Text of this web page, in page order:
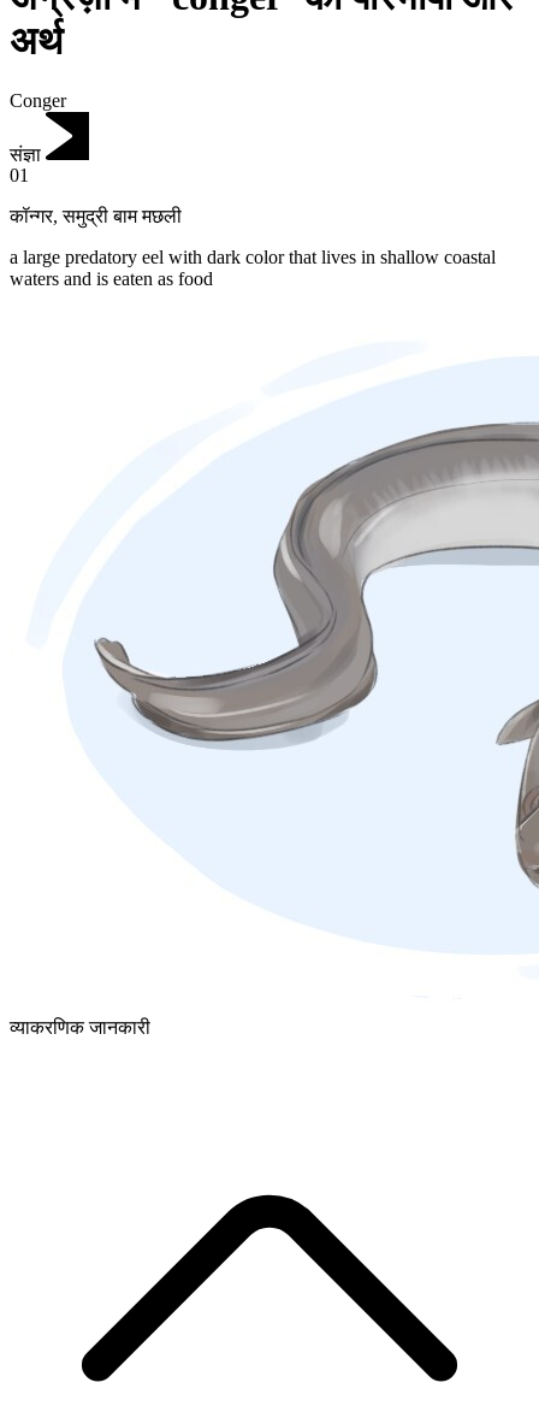
अर्थ
Conger
संज्ञा
01
कॉन्गर,समुद्री बाम मछली
a large predatory eel with dark color that lives in shallow coastal
waters and is eaten as food
व्याकरणिक जानकारी